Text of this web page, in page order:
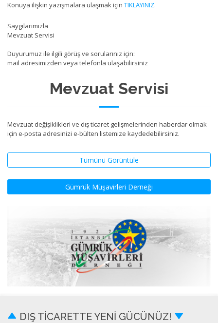
Mevzuat Servisi
Mevzuat değişiklikleri ve dış ticaret gelişmelerinden haberdar olmak
için e-posta adresinizi e-bülten listemize kaydedebilirsiniz.
Tümünü Görüntüle
Gümrük Müşavirleri Derneği
Konuya ilişkin yazışmalara ulaşmak için TIKLAYINIZ.
Saygılarımızla
Mevzuat Servisi
Duyurumuz ile ilgili görüş ve sorularınız için:
mail adresimizden veya telefonla ulaşabilirsiniz
DIŞ TİCARETTE YENİ GÜCÜNÜZ!